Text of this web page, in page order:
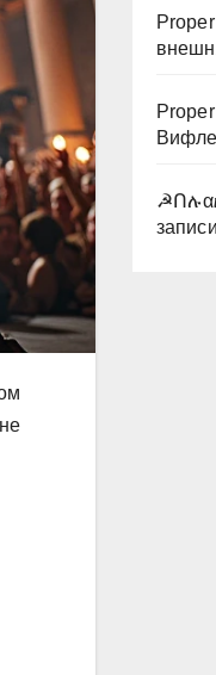
Proper
Proper
записи